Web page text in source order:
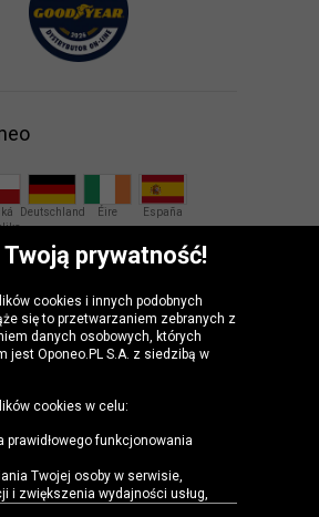
Deutschland Éire España
Twoją prywatność!
cookies i innych podobnych
się to przetwarzaniem zebranych z
danych osobowych, których
jest Oponeo.PL S.A. z siedzibą w
cookies w celu:
prawidłowego funkcjonowania
Twojej osoby w serwisie,
i zwiększenia wydajności usług,